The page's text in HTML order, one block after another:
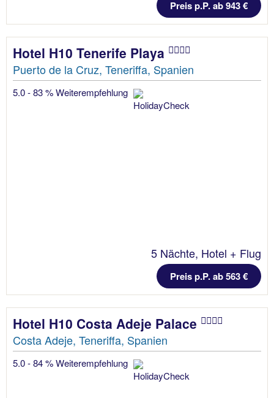
Preis p.P. ab 943 €
Hotel H10 Tenerife Playa
Puerto de la Cruz, Teneriffa, Spanien
5.0 - 83 % Weiterempfehlung
5 Nächte, Hotel + Flug
Preis p.P. ab 563 €
Hotel H10 Costa Adeje Palace
Costa Adeje, Teneriffa, Spanien
5.0 - 84 % Weiterempfehlung